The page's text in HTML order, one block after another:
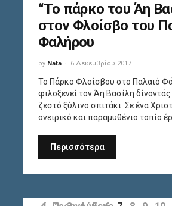
“Το πάρκο του Άη
στον Φλοίσβο του
Φαλήρου
by Nata 6 Δεκεμβρίου 2017
Το Πάρκο Φλοίσβου στο Παλαιό
φιλοξενεί τον Άη Βασίλη
ζεστό ξύλινο σπιτάκι. Σε ένα
ονειρικό και παραμυθένιο τοπίο
Περισσότερα